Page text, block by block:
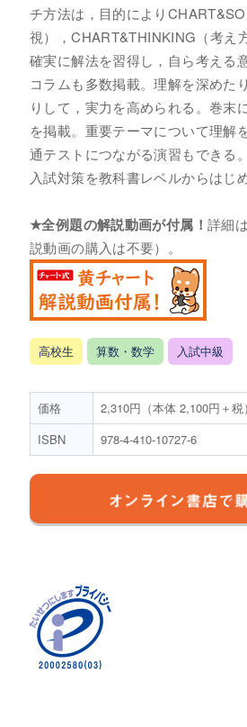
チ方法は，目的により
視），CHART&THINKING（考え
確実に解法を習得し，自ら考える
コラムも多数掲載。理解を深めた
りして，実力を高められる。巻末
を掲載。重要テーマについて理解
通テストにつながる演習もできる。
入試対策を教科書レベルからはじ
★全例題の解説動画が付属！ 詳細
説動画の購入は不要）。
高校生 算数・数学 入試中級
価格
2,310円（本体 2,100円＋税）
ISBN
978-4-410-10727-6